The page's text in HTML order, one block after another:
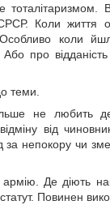
Коли життя
коли
Або про
теми.
не любить
від
за непокору чи
Де діють
Повинен